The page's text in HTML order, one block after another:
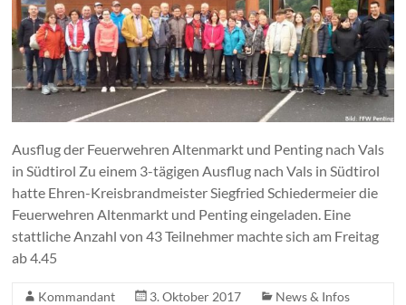
Ausflug der Feuerwehren Altenmarkt und Penting nach Vals
in Südtirol Zu einem 3-tägigen Ausflug nach Vals in Südtirol
hatte Ehren-Kreisbrandmeister Siegfried Schiedermeier die
Feuerwehren Altenmarkt und Penting eingeladen. Eine
stattliche Anzahl von 43 Teilnehmer machte sich am Freitag
ab 4.45
Kommandant 3. Oktober 2017
News & Infos